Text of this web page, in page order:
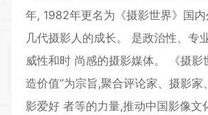
年, 1982年更名为《摄影世界》国
几代摄影人的成长。 是政治性、专
威性和时 尚感的摄影媒体。 《摄影
造价值”为宗旨,聚合评论家、摄影家
影爱好 者等的力量,推动中国影像文